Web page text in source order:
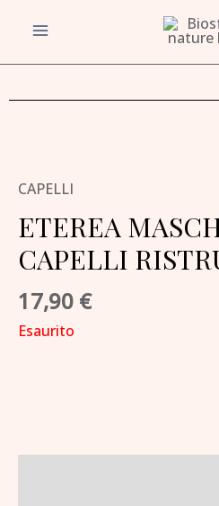
contenuto
CAPELLI
ETEREA
CAPELLI
17,90 €
Esaurito
disattiva
disattiva